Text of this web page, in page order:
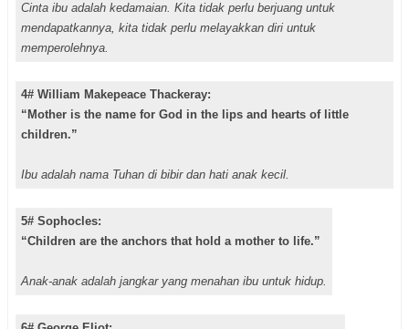
Cinta ibu adalah kedamaian. Kita tidak perlu berjuang untuk
mendapatkannya, kita tidak perlu melayakkan diri untuk
memperolehnya.
4# William Makepeace Thackeray:
“Mother is the name for God in the lips and hearts of little
children.”
Ibu adalah nama Tuhan di bibir dan hati anak kecil.
5# Sophocles:
“Children are the anchors that hold a mother to life.”
Anak-anak adalah jangkar yang menahan ibu untuk hidup.